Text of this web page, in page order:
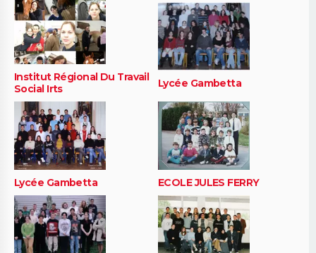
Institut Régional Du Travail
Social Irts
Lycée Gambetta
Lycée Gambetta ECOLE JULES FERRY